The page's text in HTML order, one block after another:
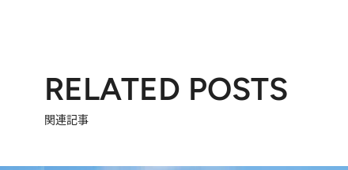
RELATED POSTS
関連記事